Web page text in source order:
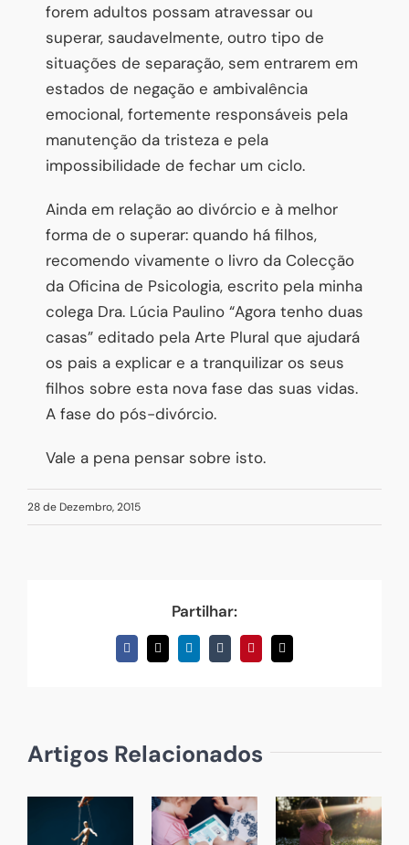
forem adultos possam atravessar ou
superar, saudavelmente, outro tipo de
situações de separação, sem entrarem em
estados de negação e ambivalência
emocional, fortemente responsáveis pela
manutenção da tristeza e pela
impossibilidade de fechar um ciclo.
Ainda em relação ao divórcio e à melhor
forma de o superar: quando há filhos,
recomendo vivamente o livro da Colecção
da Oficina de Psicologia, escrito pela minha
colega Dra. Lúcia Paulino “Agora tenho duas
casas” editado pela Arte Plural que ajudará
os pais a explicar e a tranquilizar os seus
filhos sobre esta nova fase das suas vidas.
A fase do pós-divórcio.
Vale a pena pensar sobre isto.
28 de Dezembro, 2015
Partilhar:
Facebook
X LinkedInTumblrPinterestEmail
(necessário
Artigos Relacionados